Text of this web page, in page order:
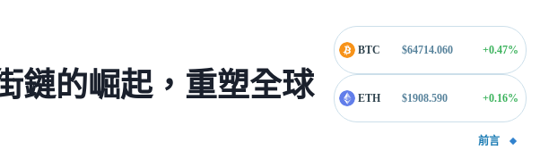
鏈的崛起，重塑全球
BTC $64714.060 +0.47%
ETH $1908.590 +0.16%
前言